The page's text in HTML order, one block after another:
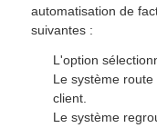
automatisation de
suivantes :
L'option
Le système
client.
Le système